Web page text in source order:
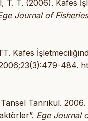
T. T. (2006). Kafes
Journal of
Kafes
484.
Tanrıkul.
Ege Journal